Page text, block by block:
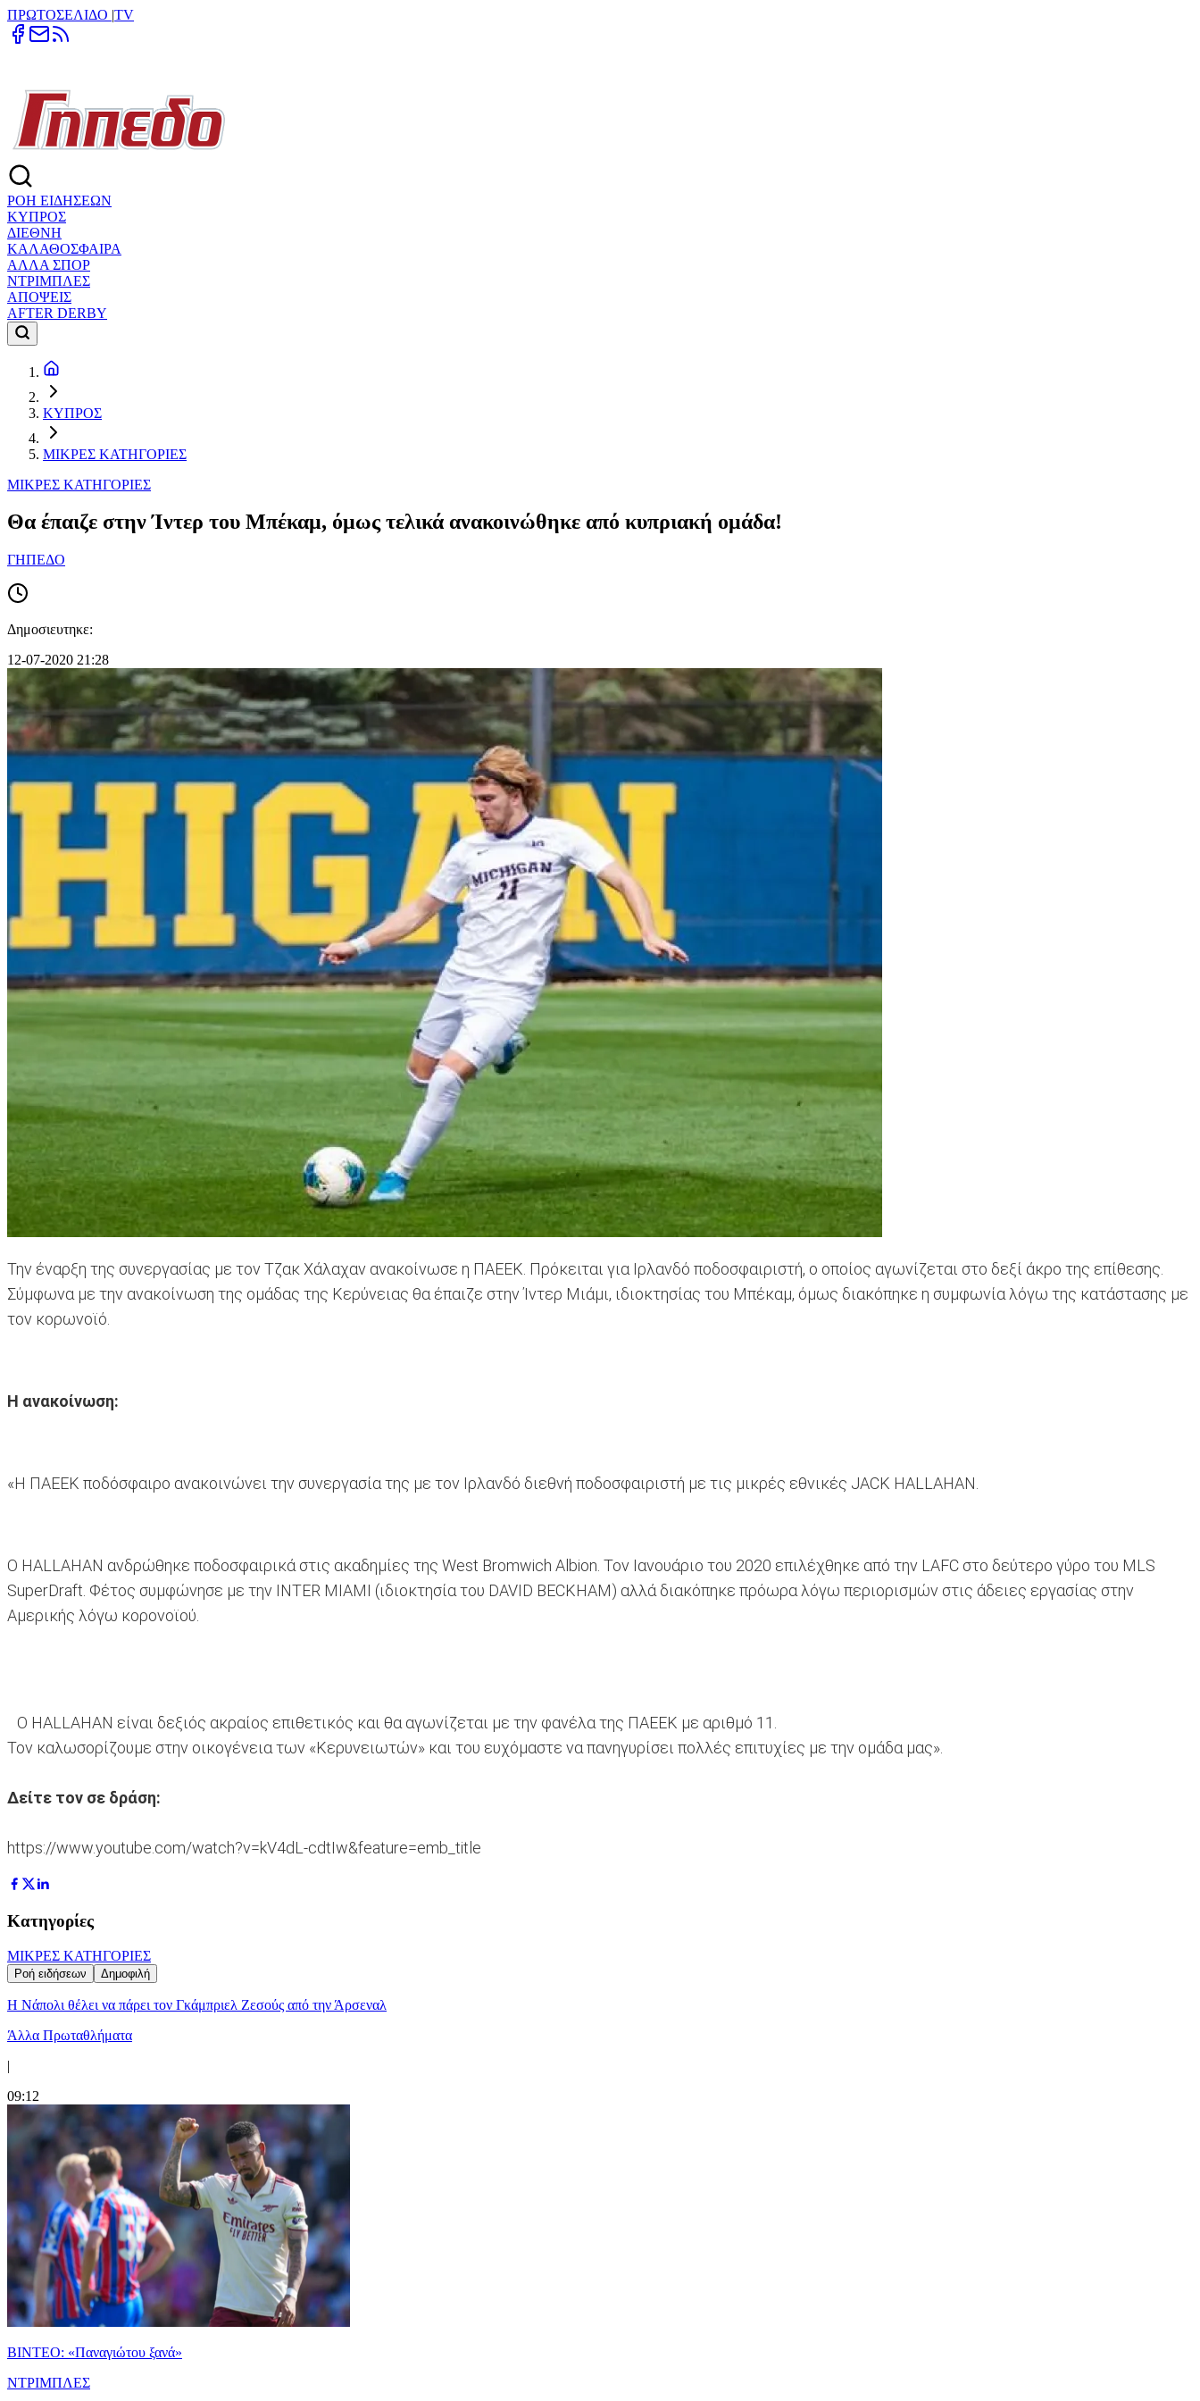
ΠΡΩΤΟΣΕΛΙΔΟ |TV
ΡΟΗ ΕΙΔΗΣΕΩΝ
ΚΥΠΡΟΣ
ΔΙΕΘΝΗ
ΚΑΛΑΘΟΣΦΑΙΡΑ
ΑΛΛΑ ΣΠΟΡ
ΝΤΡΙΜΠΛΕΣ
ΑΠΟΨΕΙΣ
AFTER DERBY
ΚΥΠΡΟΣ
ΜΙΚΡΕΣ ΚΑΤΗΓΟΡΙΕΣ
ΜΙΚΡΕΣ ΚΑΤΗΓΟΡΙΕΣ
Θα έπαιζε στην Ίντερ του Μπέκαμ, όμως τελικά ανακοινώθηκε από κυπριακή ομάδα!
ΓΗΠΕΔΟ
Δημοσιευτηκε:
12-07-2020 21:28
Την έναρξη της συνεργασίας με τον Τζακ Χάλαχαν ανακοίνωσε η ΠΑΕΕΚ. Πρόκειται για Ιρλανδό ποδοσφαιριστή, ο οποίος αγωνίζεται στο δεξί άκρο της επίθεσης.
Σύμφωνα με την ανακοίνωση της ομάδας της Κερύνειας θα έπαιζε στην Ίντερ Μιάμι, ιδιοκτησίας του Μπέκαμ, όμως διακόπηκε η συμφωνία λόγω της κατάστασης με
τον κορωνοϊό.
H ανακοίνωση:
«Η ΠΑΕΕΚ ποδόσφαιρο ανακοινώνει την συνεργασία της με τον Ιρλανδό διεθνή ποδοσφαιριστή με τις μικρές εθνικές JACK HALLAHAN.
Ο HALLAHAN ανδρώθηκε ποδοσφαιρικά στις ακαδημίες της West Bromwich Albion. Τον Ιανουάριο του 2020 επιλέχθηκε από την LAFC στο δεύτερο γύρο του MLS
SuperDraft. Φέτος συμφώνησε με την INTER MIAMI (ιδιοκτησία του DAVID BECKHAM) αλλά διακόπηκε πρόωρα λόγω περιορισμών στις άδειες εργασίας στην
Αμερικής λόγω κορονοϊού.
Ο HALLAHAN είναι δεξιός ακραίος επιθετικός και θα αγωνίζεται με την φανέλα της ΠΑΕΕΚ με αριθμό 11.
Τον καλωσορίζουμε στην οικογένεια των «Κερυνειωτών» και του ευχόμαστε να πανηγυρίσει πολλές επιτυχίες με την ομάδα μας».
Δείτε τον σε δράση:
https://www.youtube.com/watch?v=kV4dL-cdtIw&feature=emb_title
Κατηγορίες
ΜΙΚΡΕΣ ΚΑΤΗΓΟΡΙΕΣ
Ροή ειδήσεων Δημοφιλή
Η Νάπολι θέλει να πάρει τον Γκάμπριελ Ζεσούς από την Άρσεναλ
Άλλα Πρωταθλήματα
|
09:12
ΒΙΝΤΕΟ: «Παναγιώτου ξανά»
ΝΤΡΙΜΠΛΕΣ